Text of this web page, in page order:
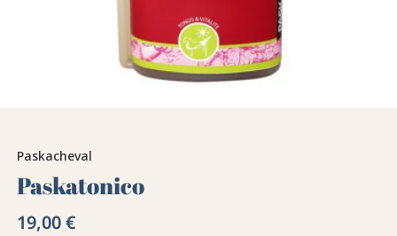
Paskacheval
Paskatonico
19,00 €